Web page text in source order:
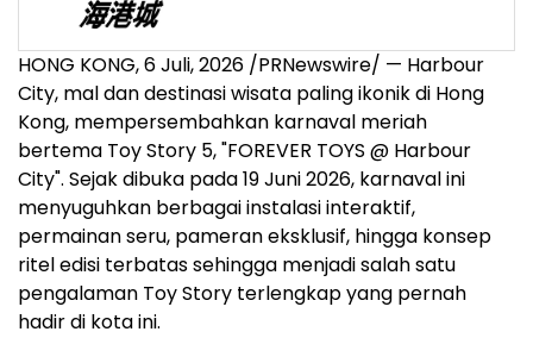
HONG KONG,6 Juli, 2026 /PRNewswire/ — Harbour
City, mal dan destinasi wisata paling ikonik di Hong
Kong, mempersembahkan karnaval meriah
bertema Toy Story 5, "FOREVER TOYS @ Harbour
City". Sejak dibuka pada 19 Juni 2026, karnaval ini
menyuguhkan berbagai instalasi interaktif,
permainan seru, pameran eksklusif, hingga konsep
ritel edisi terbatas sehingga menjadi salah satu
pengalaman Toy Story terlengkap yang pernah
hadir di kota ini.